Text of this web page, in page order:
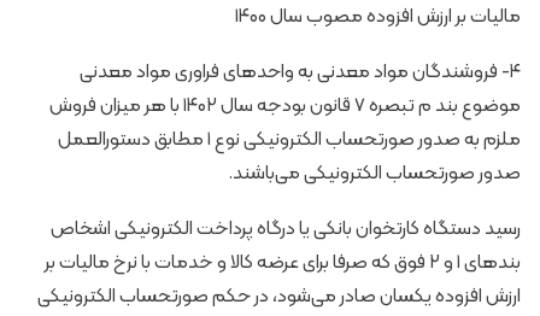
مالیات بر ارزش افزوده مصوب سال ۱۴۰۰
۴- فروشندگان مواد معدنی به واحدهای فراوری مواد معدنی
موضوع بند م تبصره ۷ قانون بودجه سال ۱۴۰۲ با هر میزان فروش
ملزم به صدور صورتحساب الکترونیکی نوع ۱ مطابق دستورالعمل
صدور صورتحساب الکترونیکی می‌باشند.
رسید دستگاه کارتخوان بانکی یا درگاه پرداخت الکترونیکی اشخاص
بندهای ۱ و ۲ فوق که صرفا برای عرضه کالا و خدمات با نرخ مالیات بر
ارزش افزوده یکسان صادر می‌شود، در حکم صورتحساب الکترونیکی